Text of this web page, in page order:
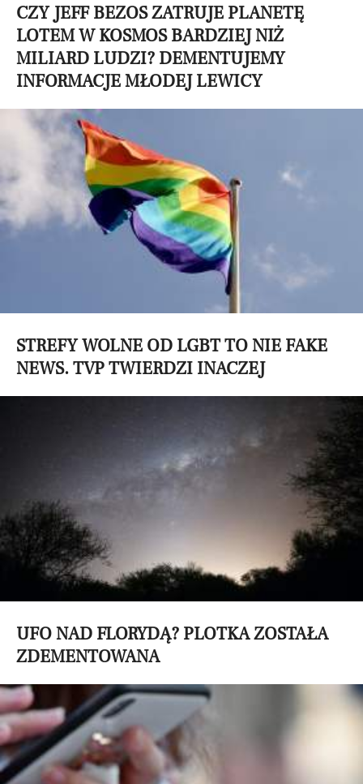
CZY JEFF BEZOS ZATRUJE PLANETĘ
LOTEM W KOSMOS BARDZIEJ NIŻ
MILIARD LUDZI? DEMENTUJEMY
INFORMACJE MŁODEJ LEWICY
STREFY WOLNE OD LGBT TO NIE FAKE
NEWS. TVP TWIERDZI INACZEJ
UFO NAD FLORYDĄ? PLOTKA ZOSTAŁA
ZDEMENTOWANA